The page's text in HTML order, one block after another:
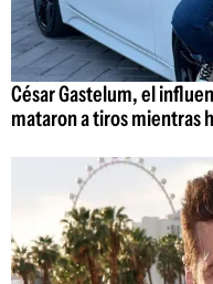
César Gastelum, el
mataron a tiros mientras